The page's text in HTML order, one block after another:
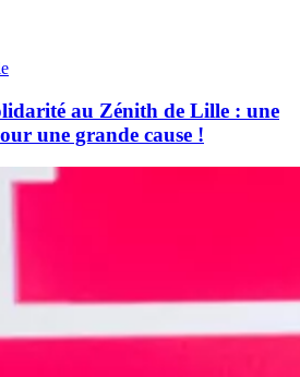
au Zénith de Lille : une
une grande cause !